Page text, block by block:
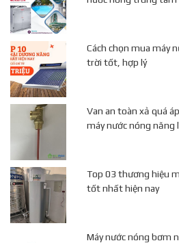
Cách chọn mua máy
trời tốt, hợp lý
Van an toàn xả quá
máy nước nóng
Top 03 thương hiệu
tốt nhất hiện nay
Máy nước nóng bơm